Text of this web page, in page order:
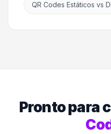
QR Codes Estáticos vs
Pronto para